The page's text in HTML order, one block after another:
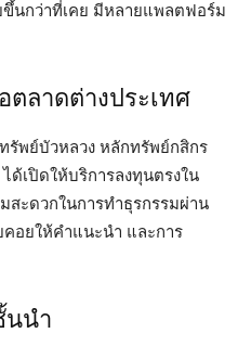
ขึ้นกว่าที่เคย มีหลายแพลตฟอร์ม
ตลาดต่างประเทศ
รัพย์บัวหลวง หลักทรัพย์กสิกร
ด้เปิดให้บริการลงทุนตรงใน
สะดวกในการทำธุรกรรมผ่าน
อยให้คำแนะนำ และการ
นนำ